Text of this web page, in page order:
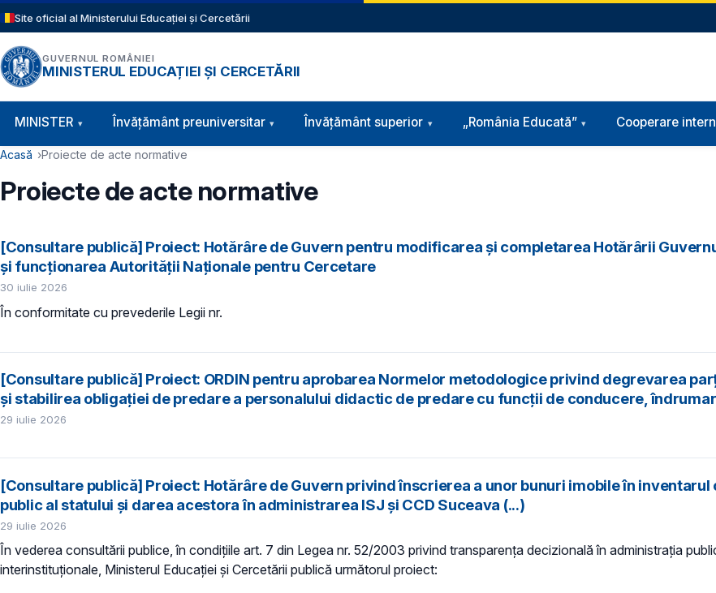
Sari la conținutul principal
Site oficial al Ministerului Educației și Cercetării
GUVERNUL ROMÂNIEI
MINISTERUL EDUCAȚIEI ȘI CERCETĂRII
Navigație principală
MINISTER Învăţământ preuniversitar Învățământ superior „România Educată” Cooperare
Cale de navigare
Acasă Proiecte de acte normative
Proiecte de acte normative
[Consultare publică] Proiect: Hotărâre de Guvern pentru modificarea și completarea Hotărârii
şi funcţionarea Autorităţii Naţionale pentru Cercetare
30 iulie 2026
În conformitate cu prevederile Legii nr.
[Consultare publică] Proiect: ORDIN pentru aprobarea Normelor metodologice privind degrevarea
şi stabilirea obligaţiei de predare a personalului didactic de predare cu funcții de conducere,
29 iulie 2026
[Consultare publică] Proiect: Hotărâre de Guvern privind înscrierea a unor bunuri imobile în
public al statului și darea acestora în administrarea ISJ și CCD Suceava (...)
29 iulie 2026
În vederea consultării publice, în condiţiile art. 7 din Legea nr. 52/2003 privind transparenţa decizională în administraţia
interinstituționale, Ministerul Educaţiei și Cercetării publică următorul proiect: